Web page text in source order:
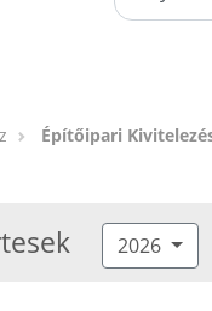
Építőipari
2026